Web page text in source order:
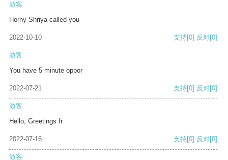
游客
Horny Shriya called you
2022-10-10 支持[0] 反对[0]
游客
You have 5 minute oppor
2022-07-21 支持[0] 反对[0]
游客
Hello, Greetings fr
2022-07-16 支持[0] 反对[0]
游客